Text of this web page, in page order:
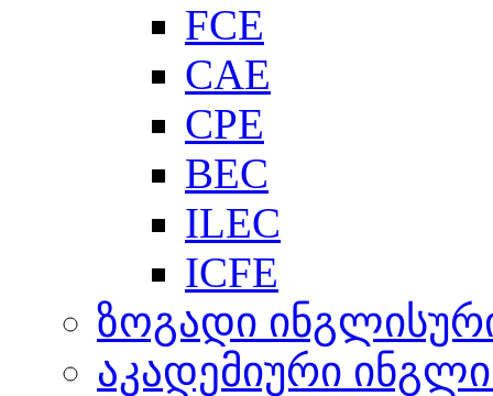
FCE
CAE
CPE
BEC
ILEC
ICFE
ზოგადი
აკადემიური